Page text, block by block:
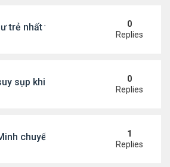
trẻ nhất thế giới ở tuổi 18
0
Replies
sụp khi biết tin Nicole Kidman có
0
Replies
chuyển về tổ ấm
1
Replies